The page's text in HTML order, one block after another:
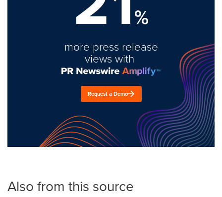
%
more press release
views with
Request a Demo
Also from this source